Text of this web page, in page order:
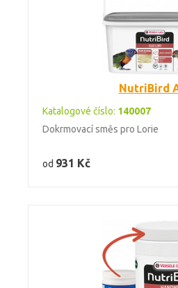
NutriBird
Katalogové číslo: 140007
Dokrmovací směs pro Lorie
od 931 Kč